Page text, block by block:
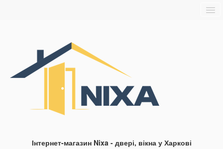
Блог
Інтернет-магазин Nixa - двері, вікна у Харкові